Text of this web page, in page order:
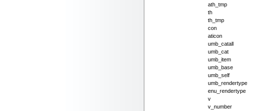
ath_tmp
th
th_tmp
con
aticon
umb_catall
umb_cat
umb_item
umb_base
umb_self
umb_rendertype
enu_rendertype
v
v_number